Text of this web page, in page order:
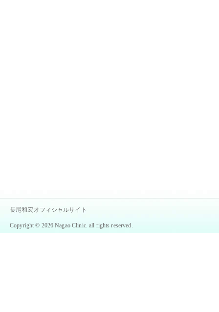
長尾和宏オフィシャルサイト
Copyright © 2026 Nagao Clinic. all rights reserved.